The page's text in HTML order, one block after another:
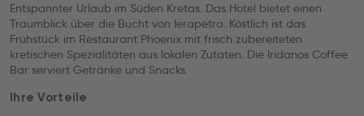
Entspannter Urlaub im Süden Kretas. Das Hotel bietet einen
Traumblick über die Bucht von Ierapetra. Köstlich ist das
Frühstück im Restaurant Phoenix mit frisch zubereiteten
kretischen Spezialitäten aus lokalen Zutaten. Die Iridanos Coffee
Bar serviert Getränke und Snacks.
Ihre Vorteile